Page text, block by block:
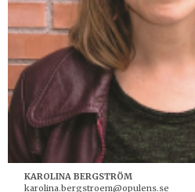
KAROLINA BERGSTRÖM
karolina.bergstroem@opulens.se